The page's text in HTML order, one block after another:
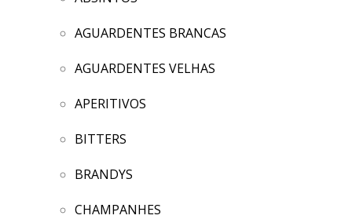
AGUARDENTES BRANCAS
AGUARDENTES VELHAS
APERITIVOS
BITTERS
BRANDYS
CHAMPANHES